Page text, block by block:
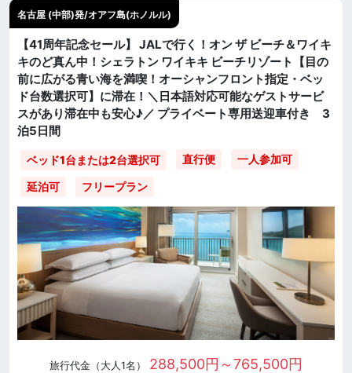
名古屋 (中部)発/オアフ島(ホノルル)
【41周年記念セール】 JALで行く！オン ザ ビーチ＆ワイキ
キのど真ん中！シェラトン ワイキキ ビーチリゾート【目の
前に広がる青い海を満喫！オーシャンフロント指定・ベッ
ド台数選択可】に滞在！＼日本語対応可能なゲストサービ
スがあり滞在中も安心♪／ プライベート専用送迎車付き 3
泊5日間
ベッド1台または2台選択可 直行便 一人参加可
延泊可 フリープラン
旅行代金（大人1名） 288,500円～765,500円